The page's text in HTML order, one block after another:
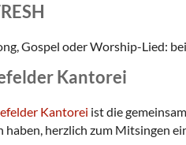
Gospel oder Worship-Lied: bei
Kantorei
Kantorei ist die
haben, herzlich zum Mitsingen